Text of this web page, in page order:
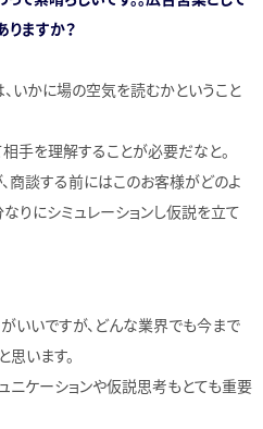
ますか？
いかに場の空気を読むかということ
手を理解することが必要だなと。
商談する前にはこのお客様がどのよ
りにシミュレーションし仮説を立て
いいですが、どんな業界でも今まで
います。
ニケーションや仮説思考もとても重要